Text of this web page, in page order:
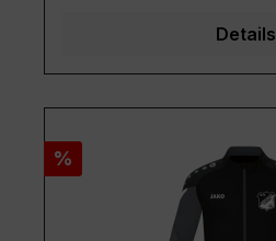
Details
Rabatt
%